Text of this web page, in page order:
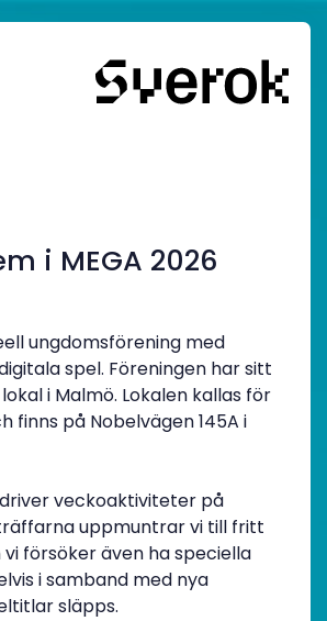
i MEGA 2026
ungdomsförening med
spel. Föreningen har sitt
i Malmö. Lokalen kallas för
finns på Nobelvägen 145A i
veckoaktiviteter på
uppmuntrar vi till fritt
försöker även ha speciella
i samband med nya
släpps.